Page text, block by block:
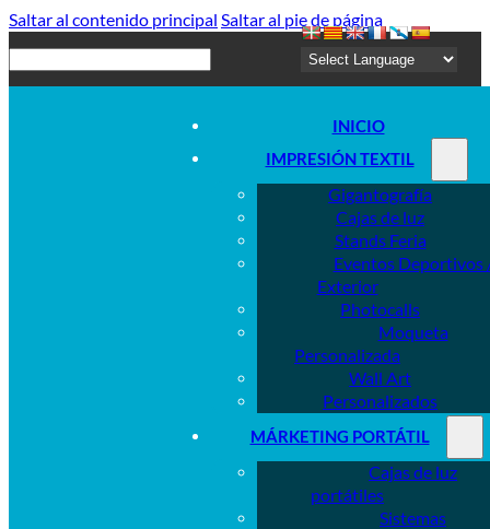
Saltar al contenido principal Saltar al pie de página
INICIO
IMPRESIÓN TEXTIL
Gigantografía
Cajas de luz
Stands Feria
Eventos Deportivos
Exterior
Photocalls
Moqueta
Personalizada
Wall Art
Personalizados
MÁRKETING PORTÁTIL
Cajas de luz
portátiles
Sistemas